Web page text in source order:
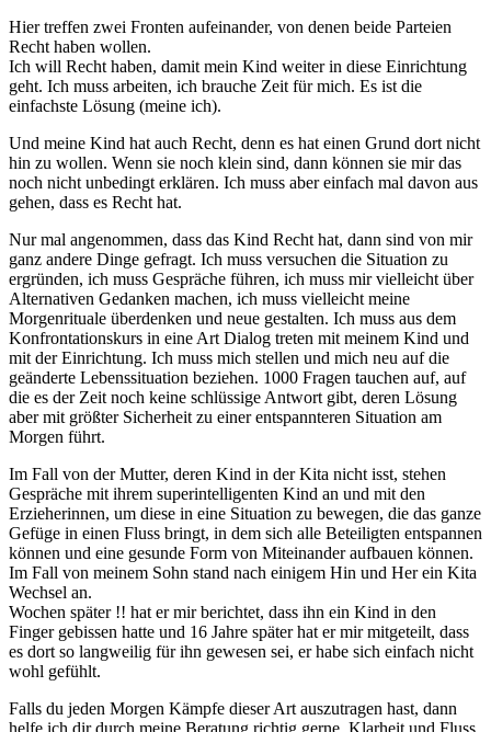
Hier treffen zwei Fronten aufeinander, von denen beide Parteien
Recht haben wollen.
Ich will Recht haben, damit mein Kind weiter in diese Einrichtung
geht. Ich muss arbeiten, ich brauche Zeit für mich. Es ist die
einfachste Lösung (meine ich).
Und meine Kind hat auch Recht, denn es hat einen Grund dort nicht
hin zu wollen. Wenn sie noch klein sind, dann können sie mir das
noch nicht unbedingt erklären. Ich muss aber einfach mal davon aus
gehen, dass es Recht hat.
Nur mal angenommen, dass das Kind Recht hat, dann sind von mir
ganz andere Dinge gefragt. Ich muss versuchen die Situation zu
ergründen, ich muss Gespräche führen, ich muss mir vielleicht über
Alternativen Gedanken machen, ich muss vielleicht meine
Morgenrituale überdenken und neue gestalten. Ich muss aus dem
Konfrontationskurs in eine Art Dialog treten mit meinem Kind und
mit der Einrichtung. Ich muss mich stellen und mich neu auf die
geänderte Lebenssituation beziehen. 1000 Fragen tauchen auf, auf
die es der Zeit noch keine schlüssige Antwort gibt, deren Lösung
aber mit größter Sicherheit zu einer entspannteren Situation am
Morgen führt.
Im Fall von der Mutter, deren Kind in der Kita nicht isst, stehen
Gespräche mit ihrem superintelligenten Kind an und mit den
Erzieherinnen, um diese in eine Situation zu bewegen, die das ganze
Gefüge in einen Fluss bringt, in dem sich alle Beteiligten entspannen
können und eine gesunde Form von Miteinander aufbauen können.
Im Fall von meinem Sohn stand nach einigem Hin und Her ein Kita
Wechsel an.
Wochen später !! hat er mir berichtet, dass ihn ein Kind in den
Finger gebissen hatte und 16 Jahre später hat er mir mitgeteilt, dass
es dort so langweilig für ihn gewesen sei, er habe sich einfach nicht
wohl gefühlt.
Falls du jeden Morgen Kämpfe dieser Art auszutragen hast, dann
helfe ich dir durch meine Beratung richtig gerne, Klarheit und Fluss